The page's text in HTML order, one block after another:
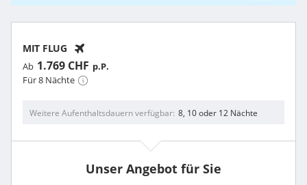
MIT FLUG
Ab 1.769 CHF p.P.
Für 8 Nächte
Weitere Aufenthaltsdauern verfügbar 8, 10 oder 12 Nächte
Unser Angebot für Sie